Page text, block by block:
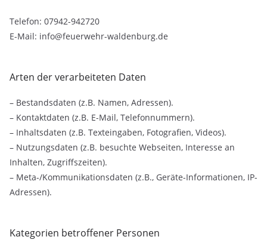
Telefon: 07942-942720
E-Mail: info@feuerwehr-waldenburg.de
Arten der verarbeiteten Daten
– Bestandsdaten (z.B. Namen, Adressen).
– Kontaktdaten (z.B. E-Mail, Telefonnummern).
– Inhaltsdaten (z.B. Texteingaben, Fotografien, Videos).
– Nutzungsdaten (z.B. besuchte Webseiten, Interesse an
Inhalten, Zugriffszeiten).
– Meta-/Kommunikationsdaten (z.B., Geräte-Informationen, IP-
Adressen).
Kategorien betroffener Personen